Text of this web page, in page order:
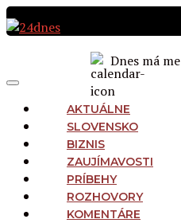
Preskočiť
na
Dnes má
NAVIGATION
Menu
AKTUÁLNE
SLOVENSKO
BIZNIS
ZAUJÍMAVOSTI
PRÍBEHY
ROZHOVORY
KOMENTÁRE